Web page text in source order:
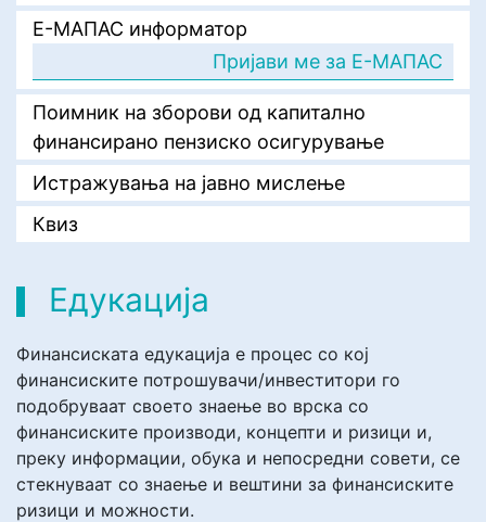
E-МАПАС информатор
Пријави ме за Е-МАПАС
Поимник на зборови од капитално
финансирано пензиско осигурување
Истражувања на јавно мислење
Квиз
Едукација
Финансиската едукација е процес со кој
финансиските потрошувачи/инвеститори го
подобруваат своето знаење во врска со
финансиските производи, концепти и ризици и,
преку информации, обука и непосредни совети, се
стекнуваат со знаење и вештини за финансиските
ризици и можности.